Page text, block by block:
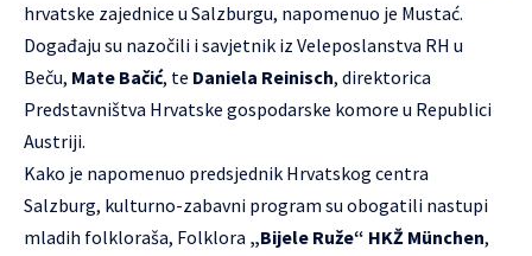
hrvatske zajednice u Salzburgu, napomenuo je Mustać.
Događaju su nazočili i savjetnik iz Veleposlanstva RH u
Beču, Mate Bačić, te Daniela Reinisch, direktorica
Predstavništva Hrvatske gospodarske komore u Republici
Austriji.
Kako je napomenuo predsjednik Hrvatskog centra
Salzburg, kulturno-zabavni program su obogatili nastupi
mladih folkloraša, Folklora „Bijele Ruže“ HKŽ München,